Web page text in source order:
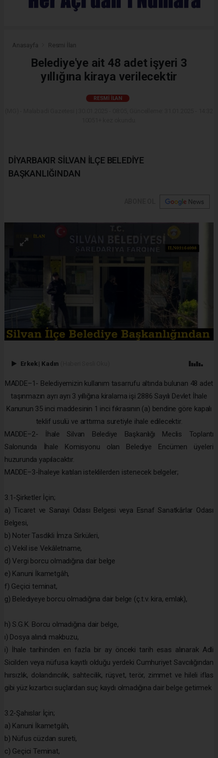
Anasayfa Resmi İlan
Belediye'ye ait 48 adet işyeri 3
yıllığına kiraya verilecektir
RESMI İLAN
DİYARBAKIR SİLVAN İLÇE BELEDİYE
BAŞKANLIĞINDAN
Erkek | Kadın
MADDE–1- Belediyemizin kullanım tasarrufu altında bulunan 48 adet
taşınmazın ayrı ayrı 3 yıllığına kiralama işi 2886 Sayılı Devlet İhale
Kanunun 35 inci maddesinin 1 inci fıkrasının (a) bendine göre kapalı
teklif usulü ve arttırma suretiyle ihale edilecektir.
MADDE–2- İhale Silvan Belediye Başkanlığı Meclis Toplantı
Salonunda İhale Komisyonu olan Belediye Encümen üyeleri
huzurunda yapılacaktır.
MADDE–3-İhaleye katılan isteklilerden istenecek belgeler;
3.1-Şirketler İçin;
a) Ticaret ve Sanayi Odası Belgesi veya Esnaf Sanatkârlar Odası
Belgesi,
b) Noter Tasdikli İmza Sirküleri,
c) Vekil ise Vekâletname,
d) Vergi borcu olmadığına dair belge
e) Kanuni İkametgâh,
f) Geçici teminat,
g) Belediyeye borcu olmadığına dair belge (ç.t.v. kira, emlak),
h) S.G.K. Borcu olmadığına dair belge,
ı) Dosya alındı makbuzu,
i) İhale tarihinden en fazla bir ay önceki tarih esas alınarak Adli
Sicilden veya nüfusa kayıtlı olduğu yerdeki Cumhuriyet Savcılığından
hırsızlık, dolandırıcılık, sahtecilik, rüşvet, terör, zimmet ve hileli iflas
gibi yüz kızartıcı suçlardan suç kaydı olmadığına dair belge getirmek
3.2-Şahıslar İçin;
a) Kanuni İkametgâh,
b) Nüfus cüzdan sureti,
c) Geçici Teminat,